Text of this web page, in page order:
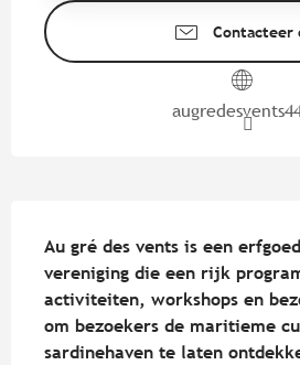
Contacteer
Au gré des vents is een
vereniging die een rijk
activiteiten, workshops en
om bezoekers de maritieme
sardinehaven te laten